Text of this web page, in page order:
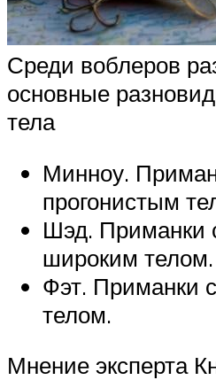
Среди воблеров
основные
тела
Минноу.
прогонистым
Шэд. Приманки
широким телом.
Фэт. Приманки
телом.
Мнение эксперта